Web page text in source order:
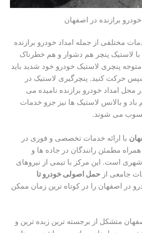
خودرو برازنده در اصفهان
مختلفی از جمله امداد خودرو برازنده
با لاستیک پنچر هم دشوار و هم خطرناک
پنچری لاستیک خودرو خود شدید باید
حرکت کنید. پنچرگیری لاستیک در
امداد خودرو برازنده نامیده می
باد و بالانس لاستیک ها نیز جزو خدمات
می شوند.
با ارائه خدمات تخصصی و فوری در
مطمئن رانندگان در جاده ها و
است. این مرکز با تیمی از نیروهای
جامعی از حمل اصولی خودرو تا
در اصفهان را در کوتاه ترین زمان ممکن
متشکل از برجسته ترین زبده ترین و